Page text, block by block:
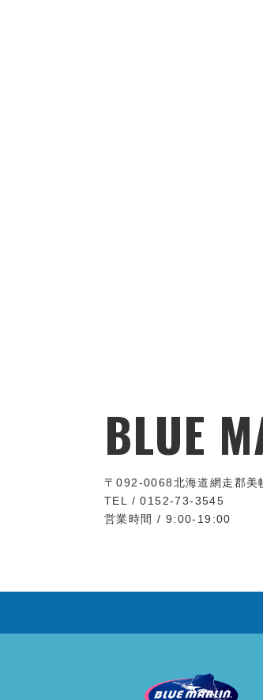
BLUE
〒092-0068北海道網走郡
TEL / 0152-73-3545
営業時間 / 9:00-19:00